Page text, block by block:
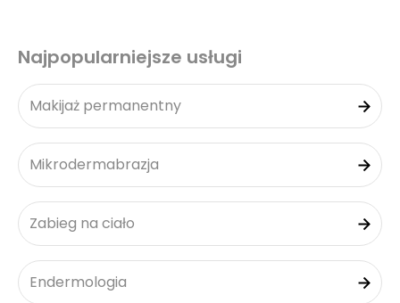
Najpopularniejsze usługi
Makijaż permanentny
Mikrodermabrazja
Zabieg na ciało
Endermologia